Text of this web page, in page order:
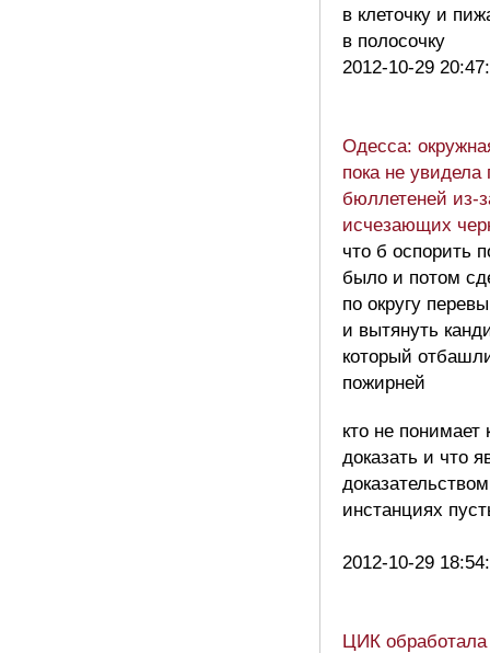
в клеточку и
в полосочку
2012-10-29
Одесса:
пока не увидела
бюллетеней из-
исчезающих
что б оспорить
было и потом
по округу
и вытянуть
который
пожирней
кто не понимает
доказать и что
инстанциях
2012-10-29
ЦИК обработала